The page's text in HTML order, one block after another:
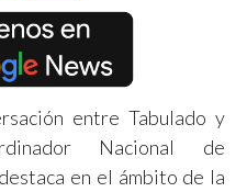
entre Tabulado y
Nacional de
en el ámbito de la